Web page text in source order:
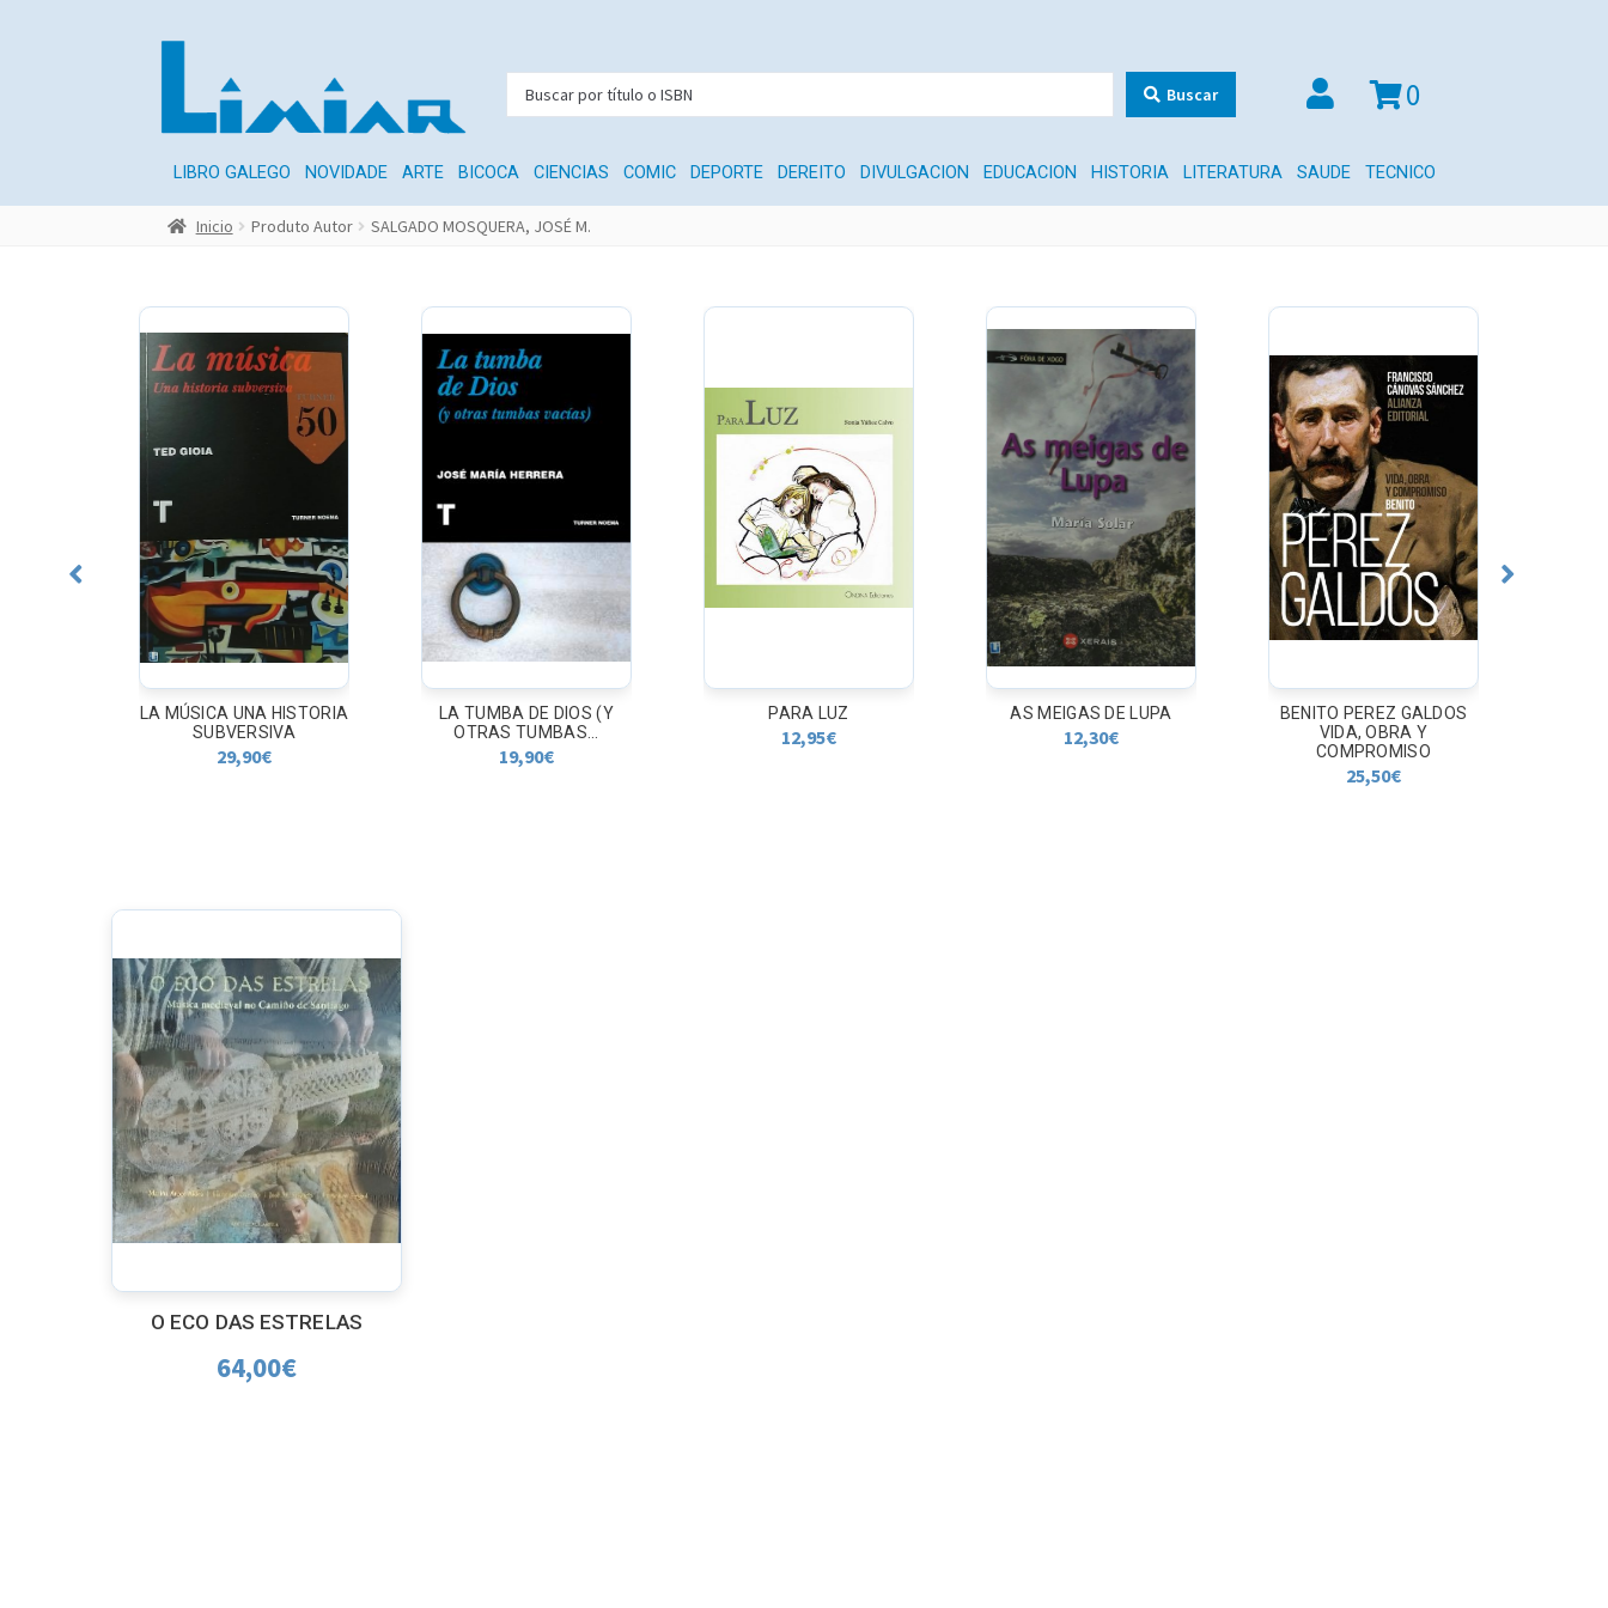
Buscar 0
LIBRO GALEGO NOVIDADE ARTE BICOCA CIENCIAS COMIC DEPORTE DEREITO DIVULGACION EDUCACION HISTORIA LITERATURA SAUDE TECNICO
Inicio Produto Autor SALGADO MOSQUERA, JOSÉ M.
LA MÚSICA UNA HISTORIA
SUBVERSIVA
29,90€
LA TUMBA DE DIOS (Y
OTRAS TUMBAS...
19,90€
PARA LUZ
12,95€
AS MEIGAS DE LUPA
12,30€
BENITO PEREZ GALDOS
VIDA, OBRA Y
COMPROMISO
25,50€
O ECO DAS ESTRELAS
64,00€